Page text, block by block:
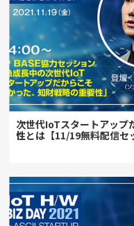
次世代IoTスタートアップ
性とは【11/19無料配信セ